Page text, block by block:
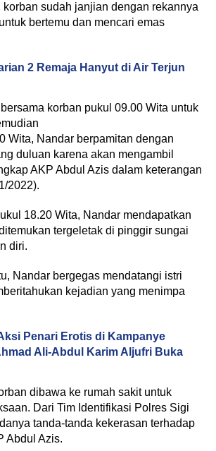
korban sudah janjian dengan rekannya
bertemu dan mencari emas
2 Remaja Hanyut di Air Terjun
korban pukul 09.00 Wita untuk
Wita, Nandar berpamitan dengan
duluan karena akan mengambil
AKP Abdul Azis dalam keterangan
2022).
18.20 Wita, Nandar mendapatkan
tergeletak di pinggir sungai
diri.
Nandar bergegas mendatangi istri
kejadian yang menimpa
Penari Erotis di Kampanye
Ali-Abdul Karim Aljufri Buka
dibawa ke rumah sakit untuk
Dari Tim Identifikasi Polres Sigi
tanda-tanda kekerasan terhadap
Abdul Azis.